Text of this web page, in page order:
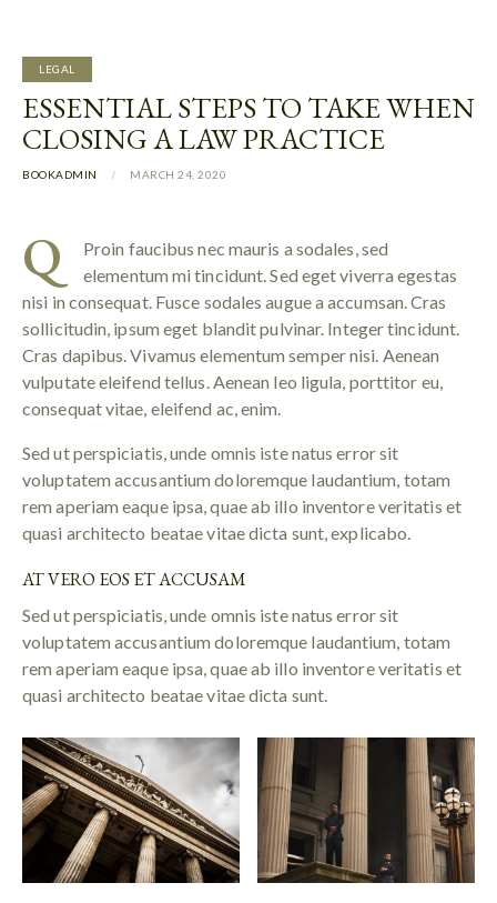
LEGAL
ESSENTIAL STEPS TO TAKE WHEN
CLOSING A LAW PRACTICE
BOOKADMIN MARCH 24, 2020
Q
Proin faucibus nec mauris a sodales, sed
elementum mi tincidunt. Sed eget viverra egestas
nisi in consequat. Fusce sodales augue a accumsan. Cras
sollicitudin, ipsum eget blandit pulvinar. Integer tincidunt.
Cras dapibus. Vivamus elementum semper nisi. Aenean
vulputate eleifend tellus. Aenean leo ligula, porttitor eu,
consequat vitae, eleifend ac, enim.
Sed ut perspiciatis, unde omnis iste natus error sit
voluptatem accusantium doloremque laudantium, totam
rem aperiam eaque ipsa, quae ab illo inventore veritatis et
quasi architecto beatae vitae dicta sunt, explicabo.
AT VERO EOS ET ACCUSAM
Sed ut perspiciatis, unde omnis iste natus error sit
voluptatem accusantium doloremque laudantium, totam
rem aperiam eaque ipsa, quae ab illo inventore veritatis et
quasi architecto beatae vitae dicta sunt.